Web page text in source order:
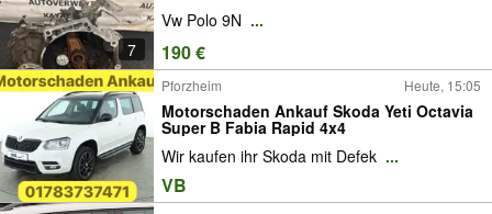
7
Vw Polo 9N ...
190 €
Pforzheim Heute, 15:05
Motorschaden Ankauf Skoda Yeti Octavia
Super B Fabia Rapid 4x4
Wir kaufen ihr Skoda mit Defek ...
VB